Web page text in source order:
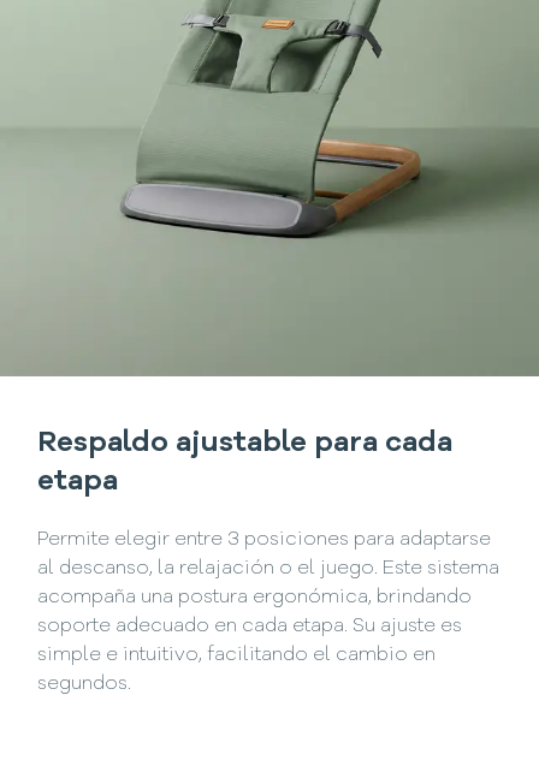
Respaldo ajustable para cada
etapa
Permite elegir entre 3 posiciones para adaptarse
al descanso, la relajación o el juego. Este sistema
acompaña una postura ergonómica, brindando
soporte adecuado en cada etapa. Su ajuste es
simple e intuitivo, facilitando el cambio en
segundos.